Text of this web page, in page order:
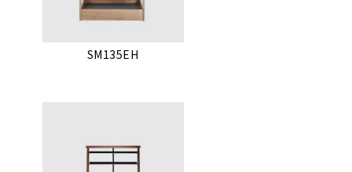
SM135EH